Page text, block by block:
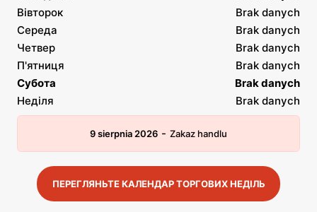
Вівторок
Brak danych
Середа
Brak danych
Четвер
Brak danych
П'ятниця
Brak danych
Субота
Brak danych
Неділя
Brak danych
9 sierpnia 2026 - Zakaz handlu
ПЕРЕГЛЯНЬТЕ КАЛЕНДАР ТОРГОВИХ НЕДІЛЬ